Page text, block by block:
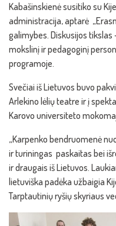
Kabašinskienė susitiko su
administracija, aptarė
galimybes. Diskusijos
mokslinį ir pedagoginį
programoje.
Svečiai iš Lietuvos buvo
Arlekino lėlių teatre ir į
Karovo universiteto
„Karpenko bendruomenė
ir turiningas paskaitas bei
ir draugais iš Lietuvos.
lietuviška padėka užbaigia
Tarptautinių ryšių skyriaus